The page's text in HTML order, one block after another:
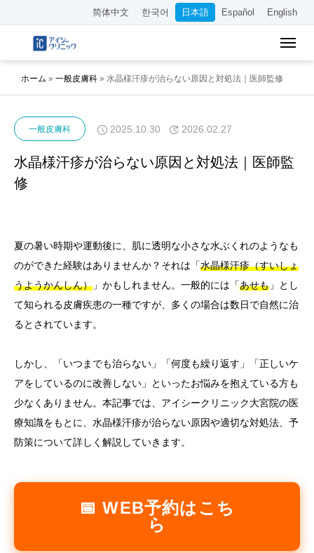
简体中文 한국어 日本語 Español English
ホーム » 一般皮膚科 » 水晶様汗疹が治らない原因と対処法｜医師監修
一般皮膚科 2025.10.30 2026.02.27
水晶様汗疹が治らない原因と対処法｜医師監
修
夏の暑い時期や運動後に、肌に透明な小さな水ぶくれのようなも
のができた経験はありませんか？それは「水晶様汗疹（すいしょ
うようかんしん） 」かもしれません。一般的には「あせも 」とし
て知られる皮膚疾患の一種ですが、多くの場合は数日で自然に治
るとされています。
しかし、「いつまでも治らない」「何度も繰り返す」「正しいケ
アをしているのに改善しない」といったお悩みを抱えている方も
少なくありません。本記事では、アイシークリニック大宮院の医
療知識をもとに、水晶様汗疹が治らない原因や適切な対処法、予
防策について詳しく解説していきます。
📅 WEB予約はこち
ら